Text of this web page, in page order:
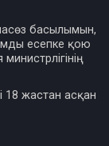
басылымын,
есепке қою
18 жастан асқан